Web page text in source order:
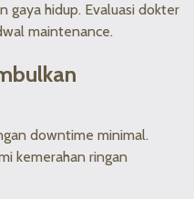
gaya hidup. Evaluasi dokter
maintenance.
downtime minimal.
kemerahan ringan